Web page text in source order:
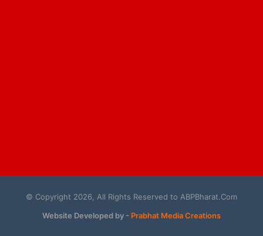
© Copyright 2026, All Rights Reserved to ABPBharat.Com
Website Developed by - Prabhat Media Creations